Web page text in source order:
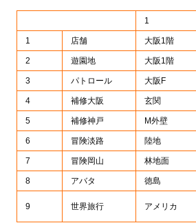
1
1 店舗 大阪1階
2 遊園地 大阪1階
3 パトロール 大阪F
4 補修大阪 玄関
5 補修神戸 M外壁
6 冒険淡路 陸地
7 冒険岡山 林地面
8 アバタ 徳島
9 世界旅行 アメリカ